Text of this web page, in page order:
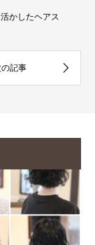
かしたヘアス